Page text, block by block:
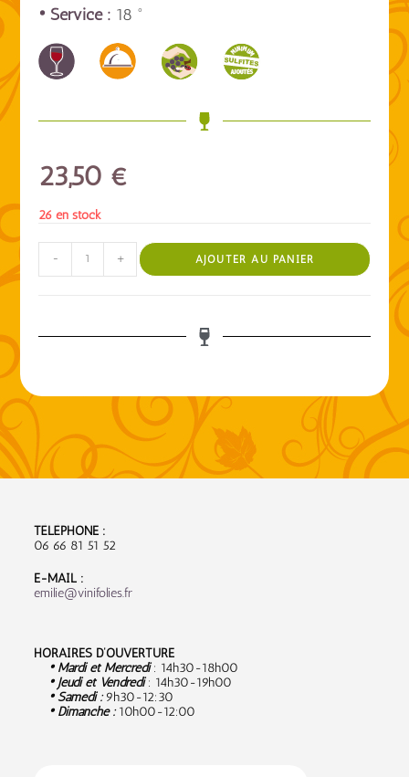
• Service : 18 °
23,50 €
26 en stock
- + AJOUTER AU PANIER
TÉLÉPHONE :
06 66 81 51 52
E-MAIL :
emilie@vinifolies.fr
HORAIRES D’OUVERTURE
• Mardi et Mercredi: 14h30-18h00
• Jeudi et Vendredi: 14h30-19h00
• Samedi :9h30-12:30
• Dimanche :10h00-12:00